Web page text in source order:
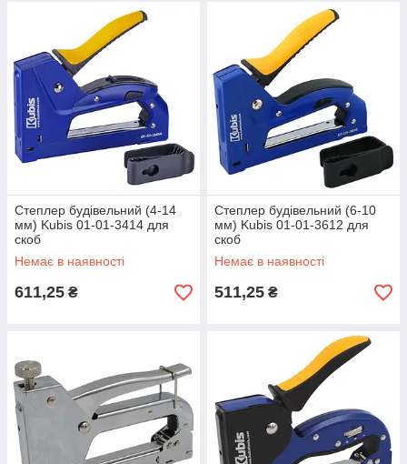
Степлер будівельний (4-14
мм) Kubis 01-01-3414 для
скоб
Немає в наявності
611,25 ₴
Степлер будівельний (6-10
мм) Kubis 01-01-3612 для
скоб
Немає в наявності
511,25 ₴